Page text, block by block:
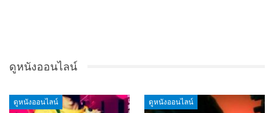
ดูหนังออนไลน์
ดูหนังออนไลน์ ดูหนังออนไลน์